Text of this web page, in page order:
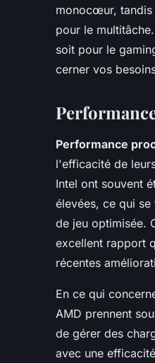
monocœur, tandis
pour le
soit pour le
cerner vos
Performance
l'efficacité de
Intel ont souvent
élevées, ce qui
de jeu optimisée.
excellent rapport
récentes
En ce qui
AMD prennent
de gérer des
avec une